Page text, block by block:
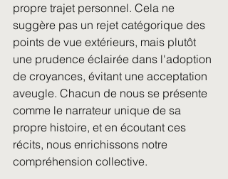
propre trajet personnel. Cela ne
suggère pas un rejet catégorique des
points de vue extérieurs, mais plutôt
une prudence éclairée dans l'adoption
de croyances, évitant une acceptation
aveugle. Chacun de nous se présente
comme le narrateur unique de sa
propre histoire, et en écoutant ces
récits, nous enrichissons notre
compréhension collective.